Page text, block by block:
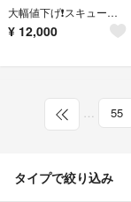
大幅値下げ❗️スキューバダイビング器材 🦀「SCUBAPRO」🐳
¥ 12,000
… 55
タイプで絞り込み